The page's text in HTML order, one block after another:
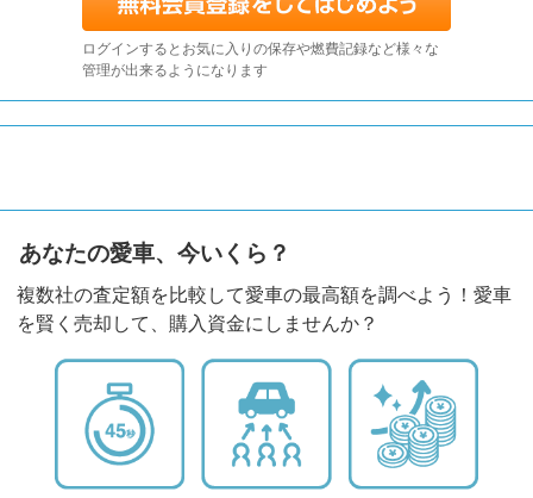
ログインするとお気に入りの保存や燃費記録など様々な
管理が出来るようになります
あなたの愛車、今いくら？
複数社の査定額を比較して愛車の最高額を調べよう！愛車
を賢く売却して、購入資金にしませんか？